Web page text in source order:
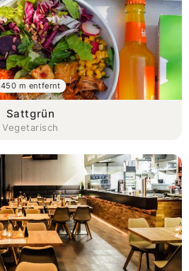
Sattgrün
Vegetarisch
450 m entfernt